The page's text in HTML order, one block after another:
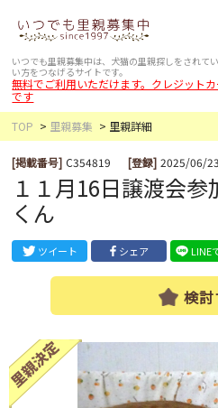
いつでも里親募集中は、犬猫の里親探しをされて
い方をつなげるサイトです。
無料でご利用いただけます。クレジット
です
TOP
里親募集 里親詳細
[掲載番号] C354819 [登録] 2025/06/23
１１月16日譲渡会
くん
ツイート シェア LINE
検討